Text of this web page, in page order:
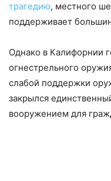
трагедию, местного
поддерживает
Однако в Калифорнии
огнестрельного
слабой поддержки
закрылся
вооружением для